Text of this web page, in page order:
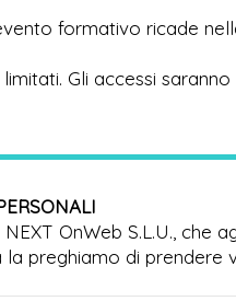
formativo ricade
Gli accessi
OnWeb S.L.U., che
preghiamo di prendere